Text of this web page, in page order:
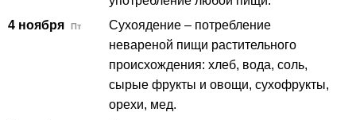
4 ноября
Пт
Сухоядение – потребление
невареной пищи растительного
происхождения: хлеб, вода, соль,
сырые фрукты и овощи, сухофрукты,
орехи, мед.